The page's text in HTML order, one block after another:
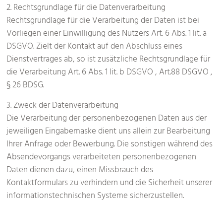
2. Rechtsgrundlage für die Datenverarbeitung
Rechtsgrundlage für die Verarbeitung der Daten ist bei
Vorliegen einer Einwilligung des Nutzers Art. 6 Abs. 1 lit. a
DSGVO. Zielt der Kontakt auf den Abschluss eines
Dienstvertrages ab, so ist zusätzliche Rechtsgrundlage für
die Verarbeitung Art. 6 Abs. 1 lit. b DSGVO , Art.88 DSGVO ,
§ 26 BDSG.
3. Zweck der Datenverarbeitung
Die Verarbeitung der personenbezogenen Daten aus der
jeweiligen Eingabemaske dient uns allein zur Bearbeitung
Ihrer Anfrage oder Bewerbung. Die sonstigen während des
Absendevorgangs verarbeiteten personenbezogenen
Daten dienen dazu, einen Missbrauch des
Kontaktformulars zu verhindern und die Sicherheit unserer
informationstechnischen Systeme sicherzustellen.